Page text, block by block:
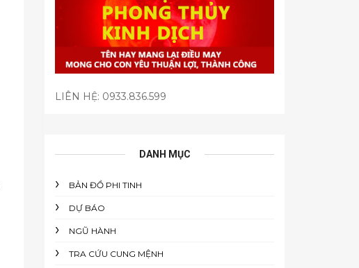
LIÊN HỆ: 0933.836.599
DANH MỤC
BẢN ĐỒ PHI TINH
DỰ BÁO
NGŨ HÀNH
TRA CỨU CUNG MỆNH